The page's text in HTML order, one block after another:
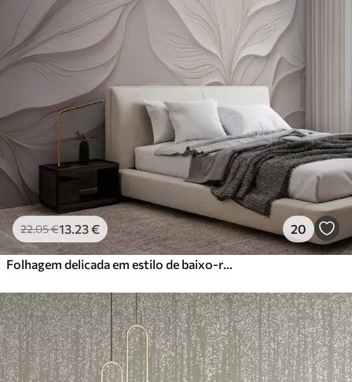
22.05€13 .23€ 20